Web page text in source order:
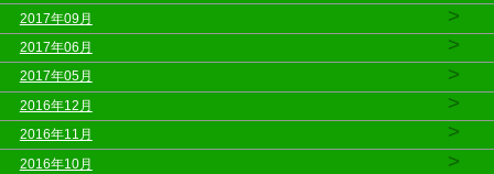
2017年09月 >
2017年06月 >
2017年05月 >
2016年12月 >
2016年11月 >
2016年10月 >